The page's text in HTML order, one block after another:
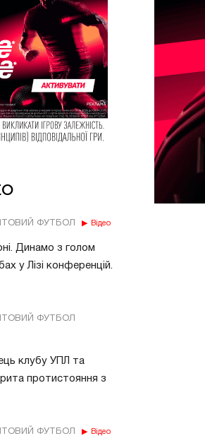
ФУТБОЛ Відео
Динамо з голом
у Лізі конференцій.
ФУТБОЛ
клубу УПЛ та
протистояння з
ФУТБОЛ Відео